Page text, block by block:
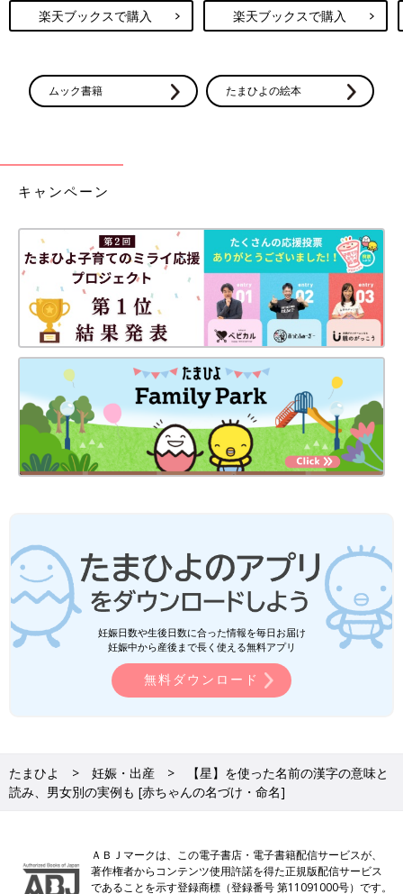
楽天ブックスで購入 楽天ブックスで購入
ムック書籍 たまひよの絵本
キャンペーン
妊娠日数や生後日数に合った情報を毎日お届け
妊娠中から産後まで長く使える無料アプリ
無料ダウンロード
たまひよ 妊娠・出産
【星】を使った名前の漢字の意味と
読み、男女別の実例も [赤ちゃんの名づけ・命名]
ＡＢＪマークは、この電子書店・電子書籍配信サービスが、
著作権者からコンテンツ使用許諾を得た正規版配信サービス
であることを示す登録商標（登録番号 第11091000号）です。